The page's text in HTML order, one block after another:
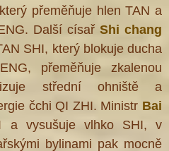
přeměňuje hlen TAN a
Další císař Shi chang
SHI, který blokuje ducha
přeměňuje zkalenou
střední ohniště a
čchi QI ZHI. Ministr Bai
a vysušuje vlhko SHI, v
bylinami pak mocně